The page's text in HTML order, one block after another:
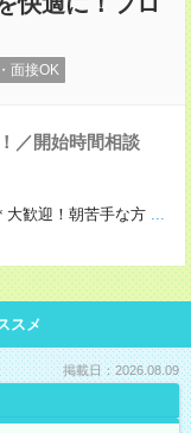
面接OK
／開始時間相談
大歓迎！朝苦手な方 ...
スメ
掲載日：2026.08.09